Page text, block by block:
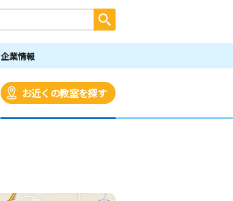
企業情報
お近くの教室を探す